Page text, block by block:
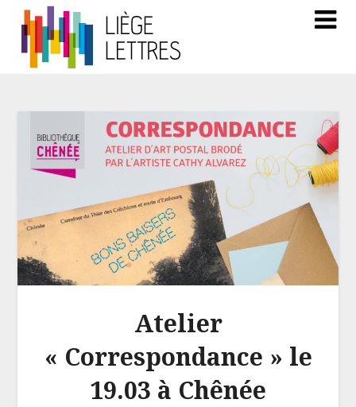
Atelier
« Correspondance » le
19.03 à Chênée